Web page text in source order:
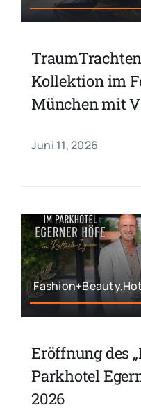
Kollektion im
München mit
Juni 11, 2026
Eröffnung des
Parkhotel
2026